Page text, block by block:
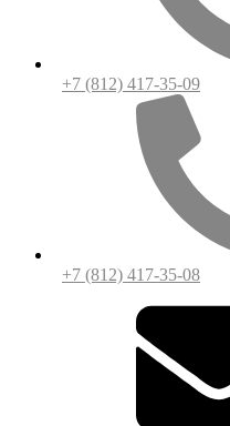
+7 (812) 417-35-09
+7 (812) 417-35-08